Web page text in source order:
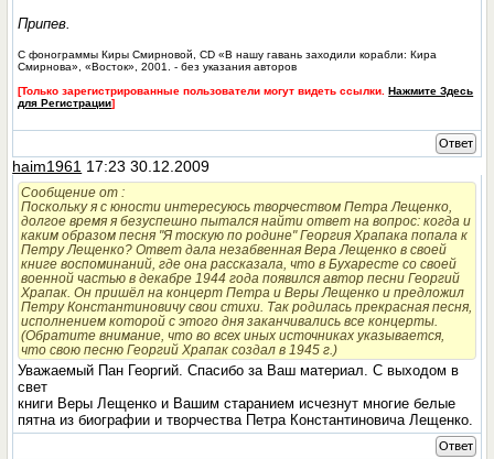
Припев.
С фонограммы Киры Смирновой, CD «В нашу гавань заходили корабли: Кира
Смирнова», «Восток», 2001. - без указания авторов
[Только зарегистрированные пользователи могут видеть ссылки.Нажмите Здесь
для Регистрации]
Ответ
haim1961 17:23 30.12.2009
Сообщение от :
Поскольку я с юности интересуюсь творчеством Петра Лещенко,
долгое время я безуспешно пытался найти ответ на вопрос: когда и
каким образом песня "Я тоскую по родине" Георгия Храпака попалa к
Петру Лещенко? Ответ дала незабвенная Вера Лещенко в своей
книге воспоминаний, где она рассказала, что в Бухаресте со своей
военной частью в декабре 1944 года появился автор песни Георгий
Храпак. Он пришёл на концерт Петра и Веры Лещенко и предложил
Петру Константиновичу свои стихи. Так родилась прекрасная песня,
исполнением которой с этого дня заканчивались все концерты.
(Обратите внимание, что во всех иных источниках указывается,
что свою песню Георгий Храпак создал в 1945 г.)
Уважаемый Пан Георгий. Спасибо за Ваш материал. С выходом в
свет
книги Веры Лещенко и Вашим старанием исчезнут многие белые
пятна из биографии и творчества Петра Константиновича Лещенко.
Ответ